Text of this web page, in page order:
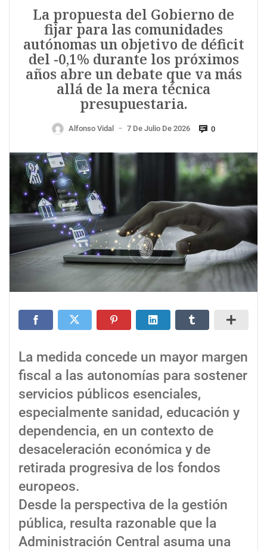
La propuesta del Gobierno de
fijar para las comunidades
autónomas un objetivo de déficit
del -0,1% durante los próximos
años abre un debate que va más
allá de la mera técnica
presupuestaria.
Alfonso Vidal — 7 De Julio De 2026 0
La medida concede un mayor margen
fiscal a las autonomías para sostener
servicios públicos esenciales,
especialmente sanidad, educación y
dependencia, en un contexto de
desaceleración económica y de
retirada progresiva de los fondos
europeos.
Desde la perspectiva de la gestión
pública, resulta razonable que la
Administración Central asuma una